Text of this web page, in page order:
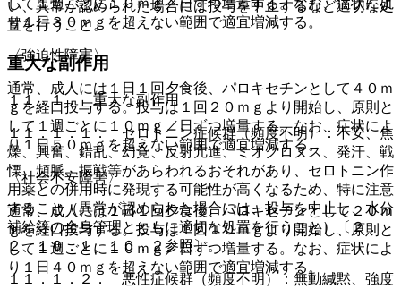
い、異常が認められた場合には投与を中止するなど適切な処
置を行うこと。
重大な副作用
１１．１． 重大な副作用
１１．１．１． セロトニン症候群（頻度不明）：不安、焦
燥、興奮、錯乱、幻覚、反射亢進、ミオクロヌス、発汗、戦
慄、頻脈、振戦等があらわれるおそれがあり、セロトニン作
用薬との併用時に発現する可能性が高くなるため、特に注意
すること（異常が認められた場合には、投与を中止し、水分
補給等の全身管理とともに適切な処置を行うこと）〔２．
２、１０．１、１０．２参照〕。
１１．１．２． 悪性症候群（頻度不明）：無動緘黙、強度
して１週ごとに１０ｍｇ／日ずつ増量する。なお、症状によ
り１日３０ｍｇを超えない範囲で適宜増減する。
〈強迫性障害〉
通常、成人には１日１回夕食後、パロキセチンとして４０ｍ
ｇを経口投与する。投与は１回２０ｍｇより開始し、原則と
して１週ごとに１０ｍｇ／日ずつ増量する。なお、症状によ
り１日５０ｍｇを超えない範囲で適宜増減する。
〈社会不安障害〉
通常、成人には１日１回夕食後、パロキセチンとして２０ｍ
ｇを経口投与する。投与は１回１０ｍｇより開始し、原則と
して１週ごとに１０ｍｇ／日ずつ増量する。なお、症状によ
り１日４０ｍｇを超えない範囲で適宜増減する。